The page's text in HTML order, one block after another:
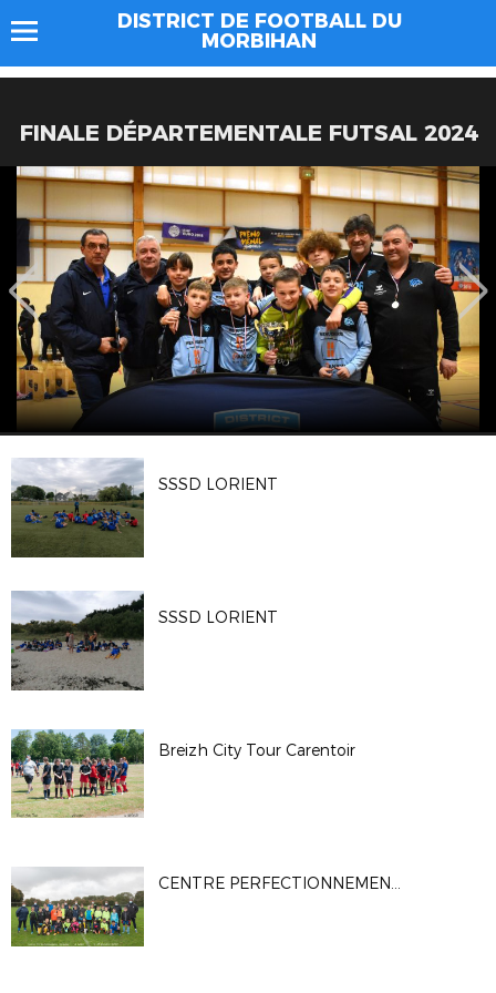
DISTRICT DE FOOTBALL DU
MORBIHAN
FINALE DÉPARTEMENTALE FUTSAL 2024
SSSD LORIENT
SSSD LORIENT
Breizh City Tour Carentoir
CENTRE PERFECTIONNEMENT GARDIENS À COLPO OCTOBRE 2020